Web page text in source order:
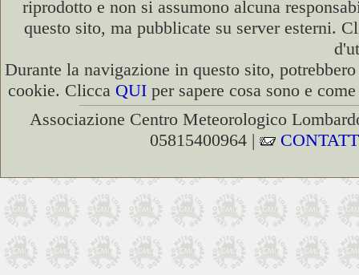
riprodotto e non si assumono alcuna
questo sito, ma pubblicate su server esterni.
Durante la navigazione in questo sito,
cookie. Clicca QUI per sapere cosa sono e
Associazione Centro Meteorologico
05815400964 |